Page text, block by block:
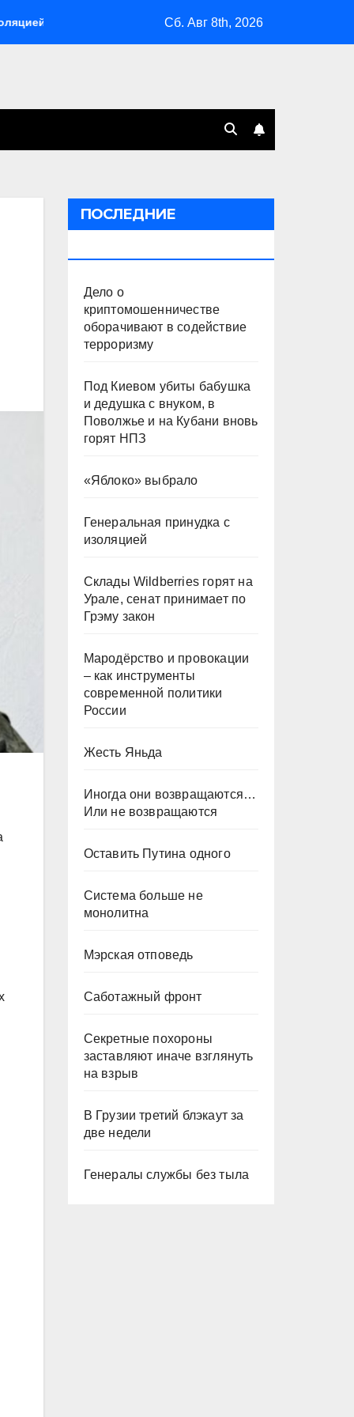
Склады Wildberries горят на Урале, сенат принимает по
Сб. Авг 8th, 2026
ПОСЛЕДНИЕ
Дело о
криптомошенничестве
оборачивают в содействие
терроризму
Под Киевом убиты бабушка
и дедушка с внуком, в
Поволжье и на Кубани вновь
горят НПЗ
«Яблоко» выбрало
Генеральная принудка с
изоляцией
Склады Wildberries горят на
Урале, сенат принимает по
Грэму закон
Мародёрство и провокации
– как инструменты
современной политики
России
Жесть Яньда
Иногда они возвращаются…
Или не возвращаются
Оставить Путина одного
Система больше не
монолитна
Мэрская отповедь
Саботажный фронт
Секретные похороны
заставляют иначе взглянуть
на взрыв
В Грузии третий блэкаут за
две недели
Генералы службы без тыла